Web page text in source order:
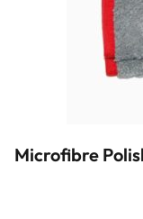
Microfibre